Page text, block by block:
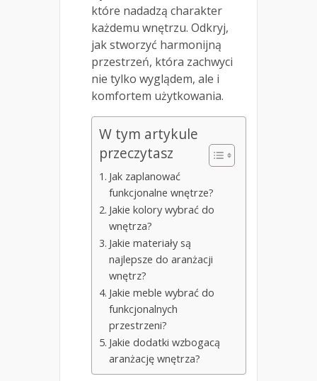
które nadadzą charakter
każdemu wnętrzu. Odkryj,
jak stworzyć harmonijną
przestrzeń, która zachwyci
nie tylko wyglądem, ale i
komfortem użytkowania.
W tym artykule
przeczytasz
Jak zaplanować
funkcjonalne wnętrze?
Jakie kolory wybrać do
wnętrza?
Jakie materiały są
najlepsze do aranżacji
wnętrz?
Jakie meble wybrać do
funkcjonalnych
przestrzeni?
Jakie dodatki wzbogacą
aranżację wnętrza?